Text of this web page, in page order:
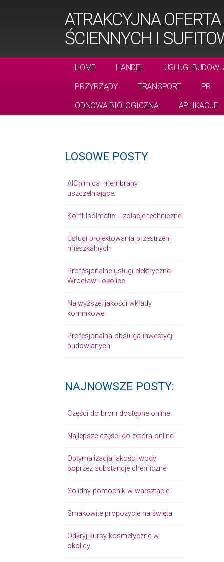
ATRAKCYJNA
ŚCIENNYCH I
HOME HANDEL
USŁUGI
PRZYRZĄDY
TRANSPORT
PR
ODNOWA BIOLOGICZNA
APLIKACJE
LOSOWE POSTY
AlChimica: membrany
uszczelniające.
Korff Isolmatic - izolacje techniczne
Usługi projektowania przestrzeni
mieszkalnych
Profesjonalne usługi elektryczne-
Wrocław i okolice
Najwyższej jakości wkłady
kominkowe
Profesjonalna obsługa inwestycji
budowlanych
NAJNOWSZE POSTY:
Części do broni dostępne online
Najlepsze części do zetora online
Optymalizacja jakości wody
poprzez substancje chemiczne
Solidny pomocnik w warsztacie.
Smakowite propozycje na święta
Odkryj kursy kosmetyczne w
okolicy